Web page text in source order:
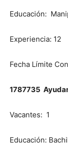
Educación:
Experiencia: 12
Fecha Límite
1787735
Vacantes: 1
Educación: